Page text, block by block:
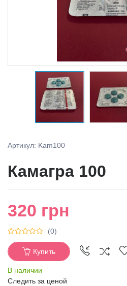
Артикул: Kam100
Камагра 100
320 грн
(0)
Купить
В наличии
Следить за ценой